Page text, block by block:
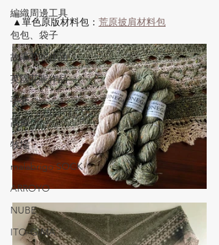
編織周邊工具
包包、袋子
故事花呢作品
英國花呢作品
手套
高原
牧場
malabrigo SOCK
ARROYO
NUBE
ITO-GIMA
▲單色原版材料包： 荒原披肩材料包